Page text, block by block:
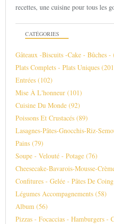
recettes, une cuisine pour tous les
CATÉGORIES
Gâteaux -biscuits -cake - Bûches -
Plats Complets - Plats Uniques
Entrées (102)
Mise À L'honneur (101)
Cuisine Du Monde (92)
Poissons Et Crustacés (89)
Lasagnes-Pâtes-Gnocchis-Riz-
Pains (79)
Soupe - Velouté - Potage (76)
Cheesecake-Bavarois-Mousse-
Confitures - Gelée - Pâtes De Coing
Légumes Accompagnements (58)
Album (56)
Pizzas - Focaccias - Hamburgers -